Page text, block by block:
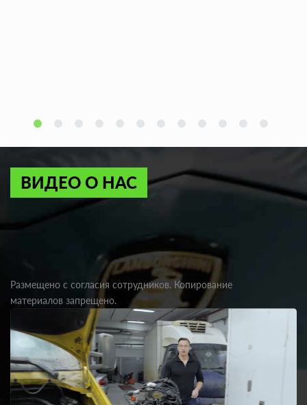
ВИДЕО О НАС
Размещено с согласия сотрудников. Копирование
материалов запрещено.